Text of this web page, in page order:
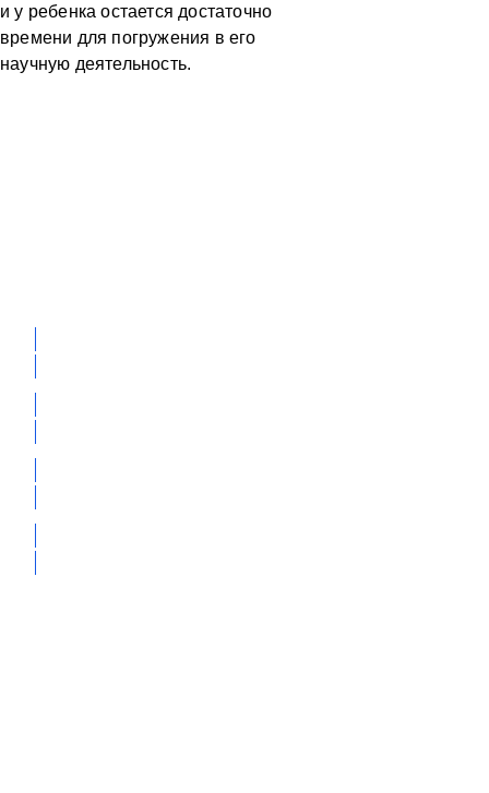
и у ребенка остается достаточно
времени для погружения в его
научную деятельность.